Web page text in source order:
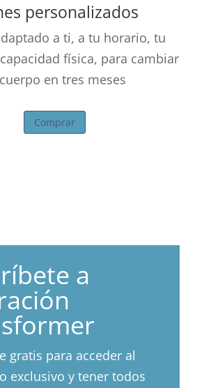
personalizados
a ti, a tu horario, tu
física, para cambiar
en tres meses
Comprar
a
gratis para acceder al
exclusivo y tener todos